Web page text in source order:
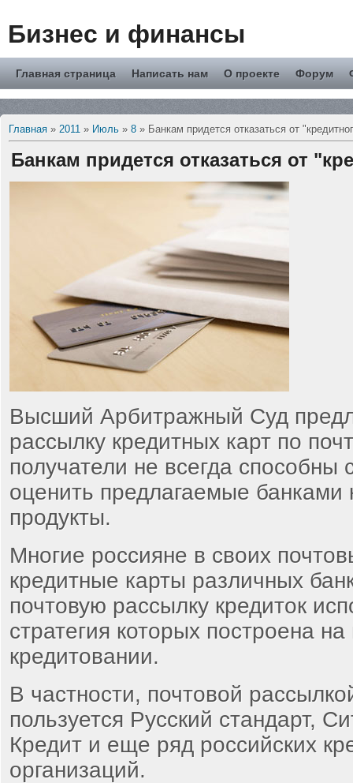
Бизнес и финансы
Главная страница Написать нам О проекте Форум
Главная » 2011 » Июль » 8 » Банкам придется отказаться от
Банкам придется отказаться от
Высший Арбитражный Суд
рассылку кредитных карт по
получатели не всегда способны
оценить предлагаемые банками
продукты.
Многие россияне в своих
кредитные карты различных
почтовую рассылку кредиток
стратегия которых построена
кредитовании.
В частности, почтовой
пользуется Русский стандарт,
Кредит и еще ряд российских
организаций.